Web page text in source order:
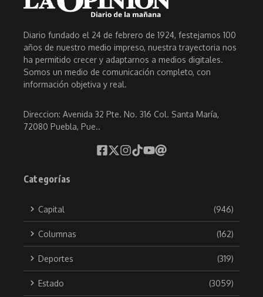
Diario fundado el 24 de febrero de 1924, festejamos 100
años de nuestro medio impreso, nuestra trayectoria nos
ha permitido crecer y adaptarnos a medios digitales.
Somos un medio de comunicación completo, con
información objetiva y real.
Direccion: Avenida 32 Pte. No. 316 Col. Santa María,
72080 Puebla, Pue..
Categorías
Capital (946)
Columnas (162)
Deportes (319)
Estado (3059)